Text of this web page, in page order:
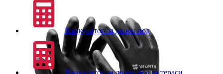
Калкулатор за двоен под